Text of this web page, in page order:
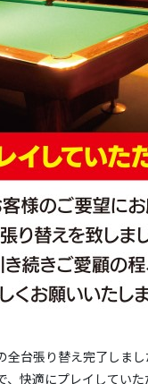
全台張り替え完了しまし
、快適にプレイしてい